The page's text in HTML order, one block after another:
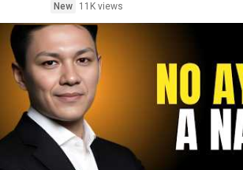
New
11K views